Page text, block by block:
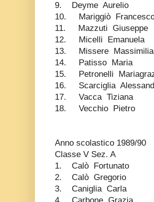
9. Deyme Aurelio
10. Mariggiò
11. Mazzuti Giuseppe
12. Micelli Emanuela
13. Missere
14. Patisso Maria
15. Petronelli
16. Scarciglia
17. Vacca Tiziana
18. Vecchio Pietro
Anno scolastico 1989/90
Classe V Sez. A
1. Calò Fortunato
2. Calò Gregorio
3. Caniglia Carla